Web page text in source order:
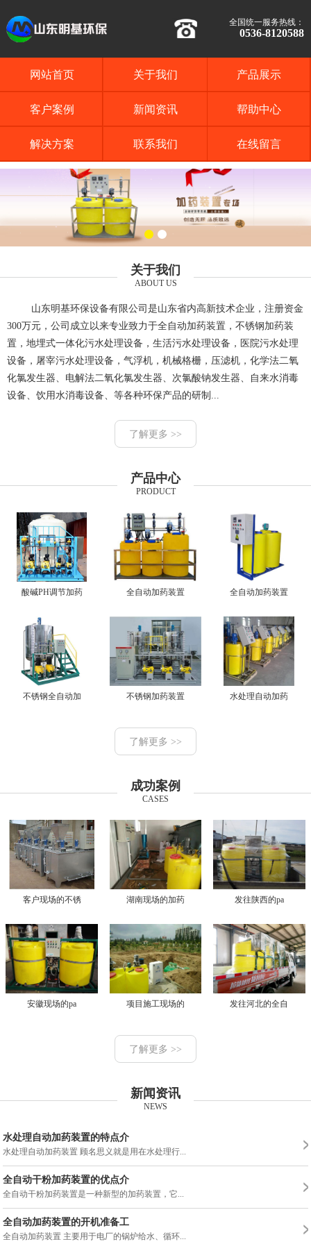
全国统一服务热线：
0536-8120588
网站首页 关于我们 产品展示
客户案例 新闻资讯 帮助中心
解决方案 联系我们 在线留言
关于我们
ABOUT US
山东明基环保设备有限公司是山东省内高新技术企业，注册资金
300万元，公司成立以来专业致力于全自动加药装置，不锈钢加药装
置，地埋式一体化污水处理设备，生活污水处理设备，医院污水处理
设备，屠宰污水处理设备，气浮机，机械格栅，压滤机，化学法二氧
化氯发生器、电解法二氧化氯发生器、次氯酸钠发生器、自来水消毒
设备、饮用水消毒设备、等各种环保产品的研制...
了解更多 >>
产品中心
PRODUCT
酸碱PH调节加药 全自动加药装置 全自动加药装置
不锈钢全自动加 不锈钢加药装置 水处理自动加药
了解更多 >>
成功案例
CASES
客户现场的不锈 湖南现场的加药 发往陕西的pa
安徽现场的pa 项目施工现场的 发往河北的全自
了解更多 >>
新闻资讯
NEWS
水处理自动加药装置的特点介
水处理自动加药装置 顾名思义就是用在水处理行...
全自动干粉加药装置的优点介
全自动干粉加药装置是一种新型的加药装置，它...
全自动加药装置的开机准备工
全自动加药装置 主要用于电厂的锅炉给水、循环...